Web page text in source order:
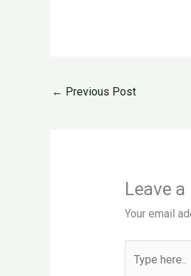
← Previous Post
Leave
Your email